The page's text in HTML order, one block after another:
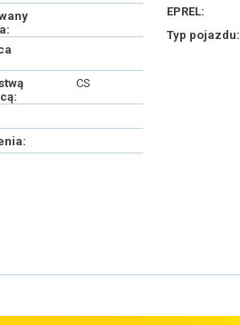
CS
EPREL:
Typ pojazdu: